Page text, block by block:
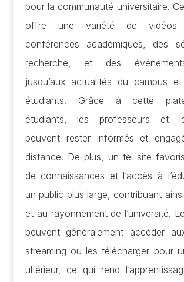
pour la communauté universitaire.
offre une variété de vidéos
conférences académiques, des
recherche, et des
jusqu’aux actualités du campus
étudiants. Grâce à cette
étudiants, les professeurs et
peuvent rester informés et
distance. De plus, un tel site
de connaissances et l’accès à
un public plus large, contribuant
et au rayonnement de l’université.
peuvent généralement accéder
streaming ou les télécharger pour
ultérieur, ce qui rend